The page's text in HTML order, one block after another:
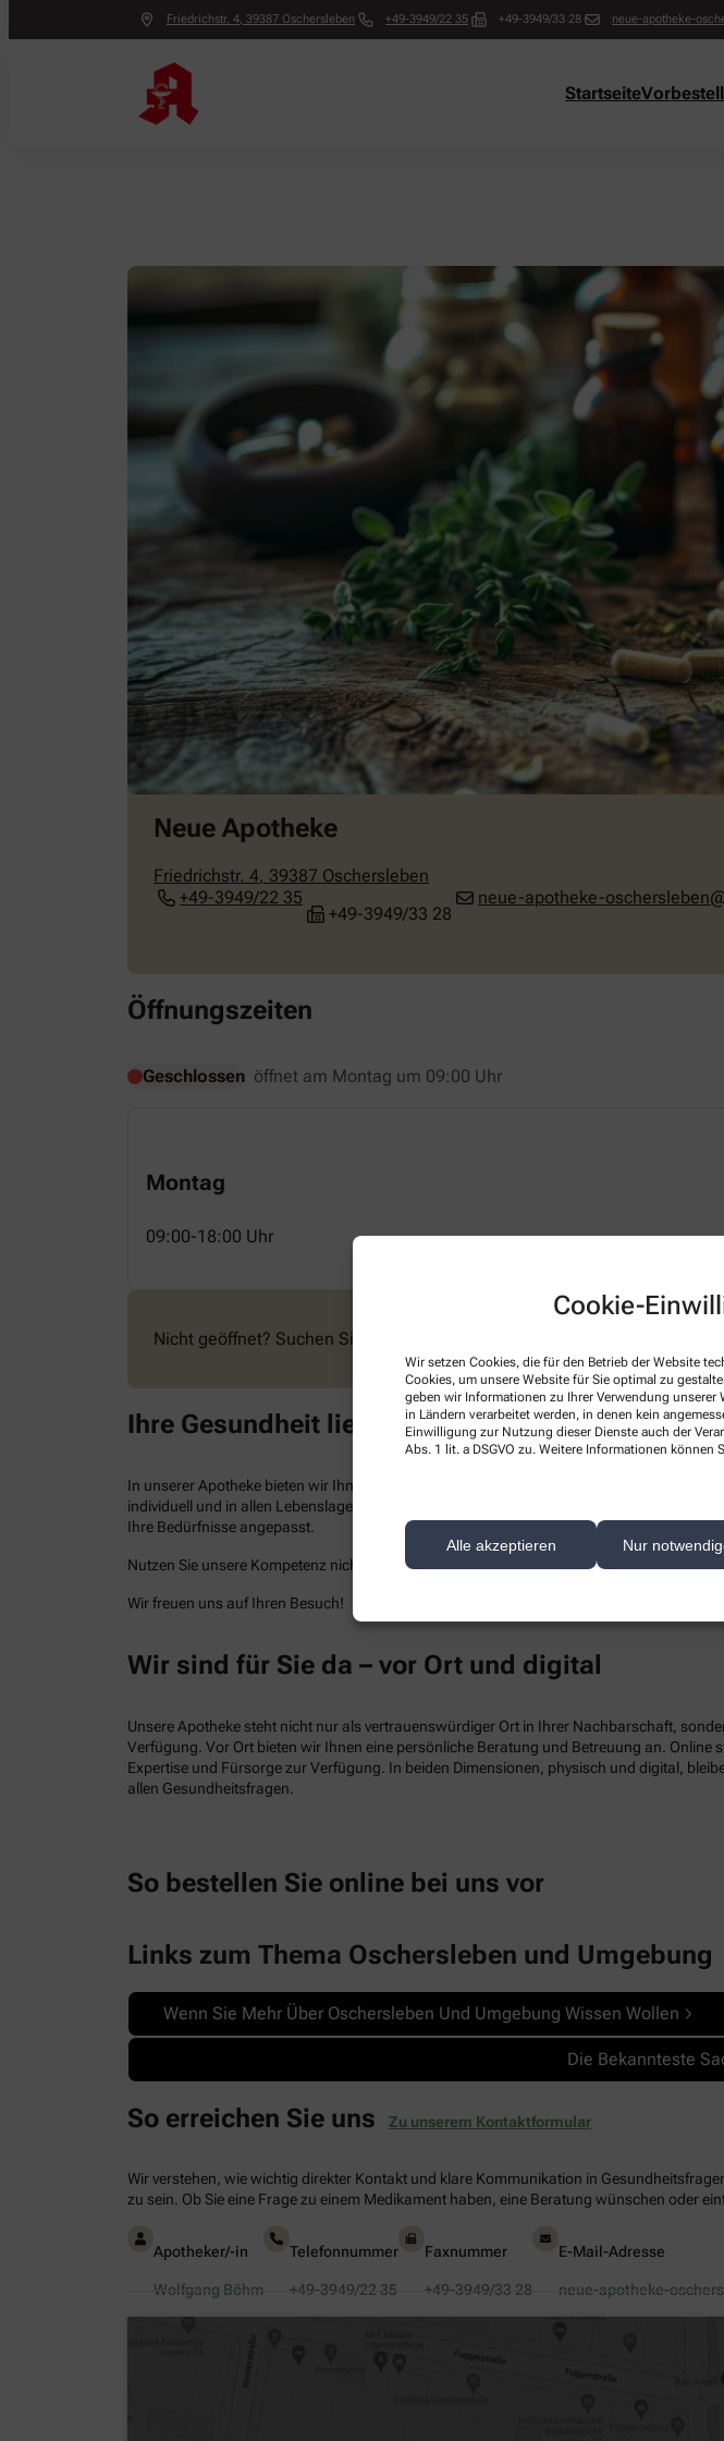
Cookie-
Wir setzen Cookies, die für den Betrieb der Website
Cookies, um unsere Website für Sie optimal zu
geben wir Informationen zu Ihrer Verwendung unserer
in Ländern verarbeitet werden, in denen kein
Einwilligung zur Nutzung dieser Dienste auch der
Abs. 1 lit. a DSGVO zu. Weitere Informationen können
Alle akzeptieren Nur
Friedrichstr. 4, 39387 Oschersleben +49-3949/22 35 +49-3949/33 28 neue-apotheke-
Startseite
Neue Apotheke
Friedrichstr. 4, 39387 Oschersleben
+49-3949/22 35
+49-3949/33 28
neue-apotheke-
Öffnungszeiten
Geschlossen öffnet am Montag um 09:00 Uhr
Montag
09:00-18:00 Uhr
Nicht geöffnet? Suchen Sie eine geöffnete Notdienstapotheke in Ihrer
Ihre Gesundheit liegt uns am Herzen!
In unserer Apotheke bieten wir Ihnen kompetenten Service rund um Ihre Gesundheit
individuell und in allen Lebenslagen. Neben einem breiten Leistungsspektrum,
Ihre Bedürfnisse angepasst.
Nutzen Sie unsere Kompetenz nicht nur vor Ort, sondern auch online. So sparen Sie
Wir freuen uns auf Ihren Besuch!
Wir sind für Sie da – vor Ort und digital
Unsere Apotheke steht nicht nur als vertrauenswürdiger Ort in Ihrer Nachbarschaft,
Verfügung. Vor Ort bieten wir Ihnen eine persönliche Beratung und Betreuung an. Online
Expertise und Fürsorge zur Verfügung. In beiden Dimensionen, physisch und digital,
allen Gesundheitsfragen.
So bestellen Sie online bei uns vor
Links zum Thema Oschersleben und Umgebung
Wenn Sie Mehr Über Oschersleben Und Umgebung Wissen Wollen
Die Bekannteste
So erreichen Sie uns Zu unserem Kontaktformular
Wir verstehen, wie wichtig direkter Kontakt und klare Kommunikation in
zu sein. Ob Sie eine Frage zu einem Medikament haben, eine Beratung wünschen oder
Apotheker/-in
Wolfgang Böhm
Telefonnummer
+49-3949/22 35
Faxnummer
+49-3949/33 28
E-Mail-Adresse
neue-apotheke-